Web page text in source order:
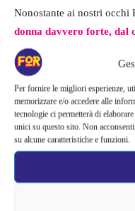
Per fornire le migliori esperienze,
memorizzare e/o accedere alle
tecnologie ci permetterà di
unici su questo sito. Non
su alcune caratteristiche e funzioni.
Nonostante ai nostri occhi
donna davvero forte, dal
provato ha dovuto
problematiche
che
voluto raccontare a cuore
all’interno della sua